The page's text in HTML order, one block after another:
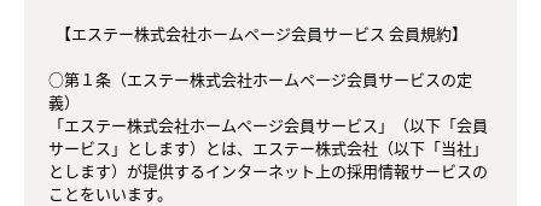
○第１条（エステー株式会社ホームページ会員サービスの定
義）
「エステー株式会社ホームページ会員サービス」（以下「会員
サービス」とします）とは、エステー株式会社（以下「当社」
とします）が提供するインターネット上の採用情報サービスの
ことをいいます。